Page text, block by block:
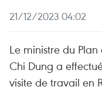
21/12/2023 04:02
Le ministre du
Chi Dung a
visite de travail en